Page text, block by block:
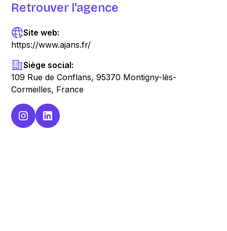
Retrouver l'agence
Site web:
https://www.ajans.fr/
Siège social:
109 Rue de Conflans, 95370 Montigny-lès-
Cormeilles, France